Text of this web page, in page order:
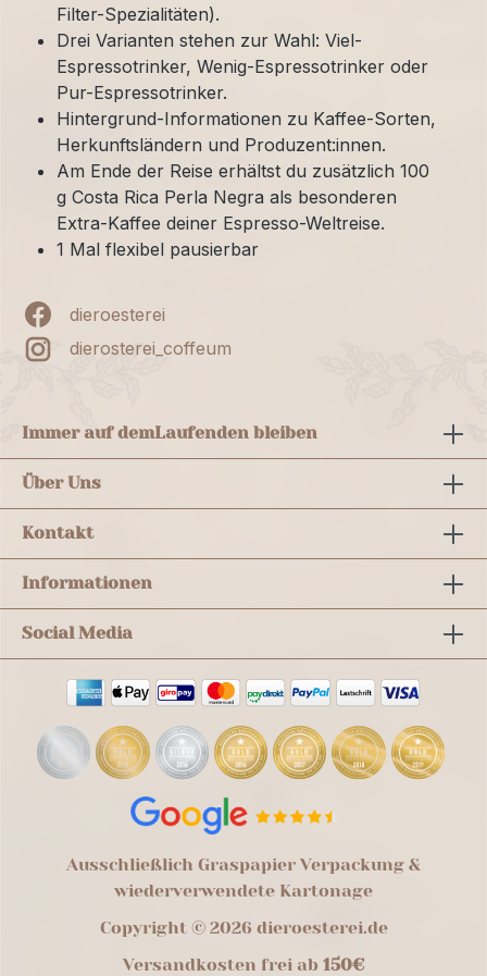
Filter-Spezialitäten).
Drei Varianten stehen zur Wahl: Viel-
Espressotrinker, Wenig-Espressotrinker oder
Pur-Espressotrinker.
Hintergrund-Informationen zu Kaffee-Sorten,
Herkunftsländern und Produzent:innen.
Am Ende der Reise erhältst du zusätzlich 100
g Costa Rica Perla Negra als besonderen
Extra-Kaffee deiner Espresso-Weltreise.
1 Mal flexibel pausierbar
dieroesterei
dierosterei_coffeum
Immer auf demLaufenden bleiben
Über Uns
Kontakt
Informationen
Social Media
Ausschließlich Graspapier Verpackung &
wiederverwendete Kartonage
Copyright © 2026 dieroesterei.de
Versandkosten frei ab 150€